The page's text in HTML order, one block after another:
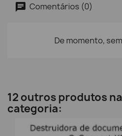
Comentários (0)
De momento,
12 outros produtos
categoria: